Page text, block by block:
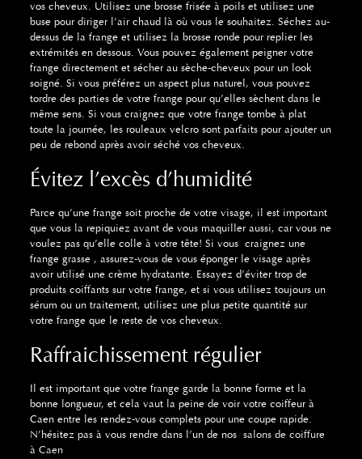
vos cheveux. Utilisez une brosse frisée à poils et utilisez une
buse pour diriger l’air chaud là où vous le souhaitez. Séchez au-
dessus de la frange et utilisez la brosse ronde pour replier les
extrémités en dessous. Vous pouvez également peigner votre
frange directement et sécher au sèche-cheveux pour un look
soigné. Si vous préférez un aspect plus naturel, vous pouvez
tordre des parties de votre frange pour qu’elles sèchent dans le
même sens. Si vous craignez que votre frange tombe à plat
toute la journée, les rouleaux velcro sont parfaits pour ajouter un
peu de rebond après avoir séché vos cheveux.
Évitez l’excès d’humidité
Parce qu’une frange soit proche de votre visage, il est important
que vous la repiquiez avant de vous maquiller aussi, car vous ne
voulez pas qu’elle colle à votre tête! Si vous craignez une
frange grasse , assurez-vous de vous éponger le visage après
avoir utilisé une crème hydratante. Essayez d’éviter trop de
produits coiffants sur votre frange, et si vous utilisez toujours un
sérum ou un traitement, utilisez une plus petite quantité sur
votre frange que le reste de vos cheveux.
Raffraichissement régulier
Il est important que votre frange garde la bonne forme et la
bonne longueur, et cela vaut la peine de voir votre coiffeur à
Caen entre les rendez-vous complets pour une coupe rapide.
N’hésitez pas à vous rendre dans l’un de nos salons de coiffure
à Caen